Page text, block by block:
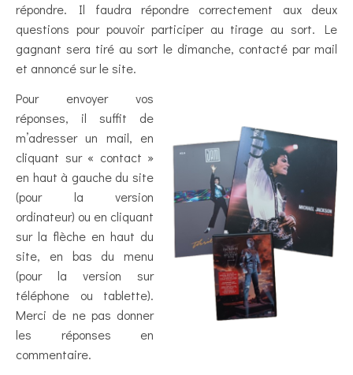
répondre. Il faudra répondre correctement aux deux
questions pour pouvoir participer au tirage au sort. Le
gagnant sera tiré au sort le dimanche, contacté par mail
et annoncé sur le site.
Pour envoyer vos
réponses, il suffit de
m’adresser un mail, en
cliquant sur « contact »
en haut à gauche du site
(pour la version
ordinateur) ou en cliquant
sur la flèche en haut du
site, en bas du menu
(pour la version sur
téléphone ou tablette).
Merci de ne pas donner
les réponses en
commentaire.